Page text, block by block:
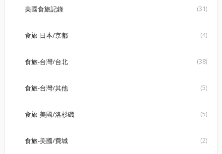
美國食旅記錄 (31)
食旅-日本/京都 (4)
食旅-台灣/台北 (38)
食旅-台灣/其他 (5)
食旅-美國/洛杉磯 (5)
食旅-美國/費城 (2)